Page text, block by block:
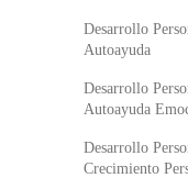
Desarrollo
Autoayuda
Desarrollo
Autoayuda
Desarrollo
Crecimiento